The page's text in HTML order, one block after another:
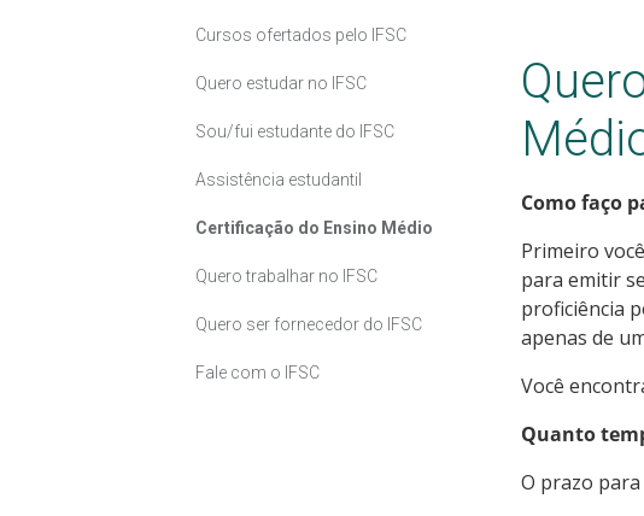
Cursos ofertados pelo IFSC
Quero estudar no IFSC
Sou/fui estudante do IFSC
Assistência estudantil
Certificação do Ensino Médio
Quero trabalhar no IFSC
Quero ser fornecedor do IFSC
Fale com o IFSC
Como faço
Primeiro
para emitir
proficiência
apenas de
Você
Quanto
O prazo